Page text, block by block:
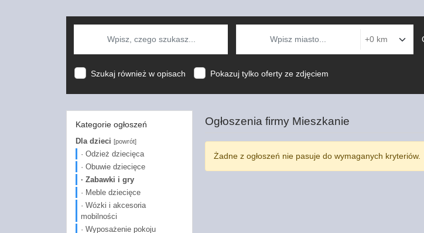
Szukaj również w opisach Pokazuj tylko oferty ze zdjęciem
Ogłoszenia firmy Mieszkanie
Żadne z ogłoszeń nie pasuje do wymaganych kryteriów.
Kategorie ogłoszeń
Dla dzieci [powrót]
· Odzież dziecięca
· Obuwie dziecięce
· Zabawki i gry
· Meble dziecięce
· Wózki i akcesoria
mobilności
· Wyposażenie pokoju